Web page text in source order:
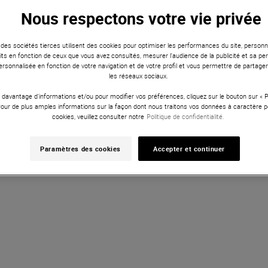
l'enregistreur multipiste qui transformera votre manière de
Status : 0 - Message : error
Voir plus
Nous respectons votre vie privée
sociétés tierces utilisent des cookies pour optimiser les performances du site,
en fonction de ceux que vous avez consultés, mesurer l'audience de la publicité et sa
en fonction de votre navigation et de votre profil et vous permettre de
les réseaux sociaux.
davantage d'informations et/ou pour modifier vos préférences, cliquez sur le bouton sur «
de plus amples informations sur la façon dont nous traitons vos données à caractère
cookies, veuillez consulter notre Politique de confidentialité.
Paramètres des cookies Accepter et continuer